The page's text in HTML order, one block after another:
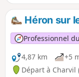
Héron sur
Professionnel
4,87 km
+5
Départ à Charvil